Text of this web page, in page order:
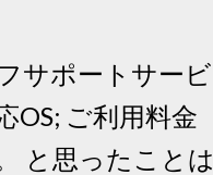
サポートサービ
OS; ご利用料金
と思ったことは